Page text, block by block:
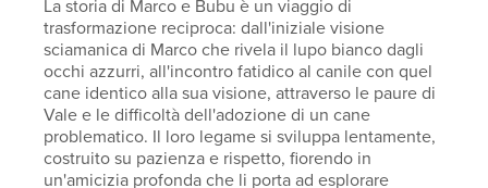
La storia di Marco e Bubu è un viaggio di
trasformazione reciproca: dall'iniziale visione
sciamanica di Marco che rivela il lupo bianco dagli
occhi azzurri, all'incontro fatidico al canile con quel
cane identico alla sua visione, attraverso le paure di
Vale e le difficoltà dell'adozione di un cane
problematico. Il loro legame si sviluppa lentamente,
costruito su pazienza e rispetto, fiorendo in
un'amicizia profonda che li porta ad esplorare